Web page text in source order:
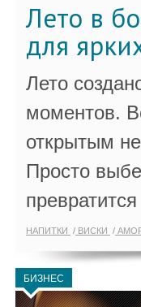
Лето в
для
Лето
моментов.
открытым
Просто
НАПИТКИ ВИСКИ
БИЗНЕС